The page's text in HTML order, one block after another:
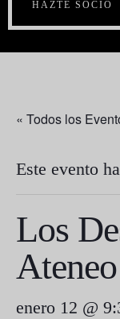
HAZTE SOCIO
« Todos los
Este evento
Los
Ateneo
enero 12 @